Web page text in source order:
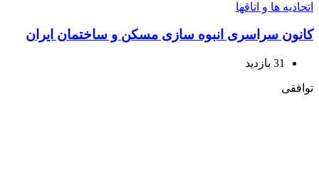
ها و اتاقها
سراسری انبوه سازی مسکن و ساختمان ایران
31 بازدید